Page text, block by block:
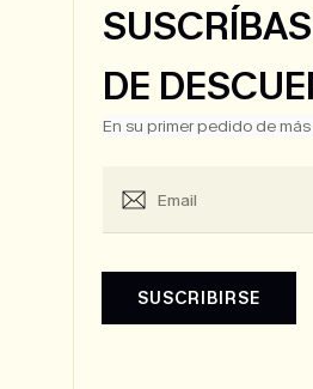
DE
En su primer pedido de
SUSCRIBIRSE